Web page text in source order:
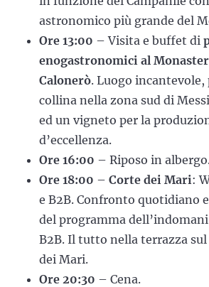
astronomico più grande del
Ore 13:00 – Visita e buffet di
enogastronomici al
Calonerò. Luogo incantevole,
collina nella zona sud di
ed un vigneto per la
d’eccellenza.
Ore 16:00 – Riposo in
Ore 18:00 – Corte dei Mari:
e B2B. Confronto quotidiano
del programma
B2B. Il tutto nella terrazza sul
dei Mari.
Ore 20:30 – Cena.